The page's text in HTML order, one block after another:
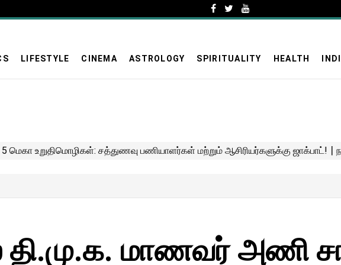
LIFESTYLE CINEMA ASTROLOGY SPIRITUALITY HEALTH
மாணவர் அணி